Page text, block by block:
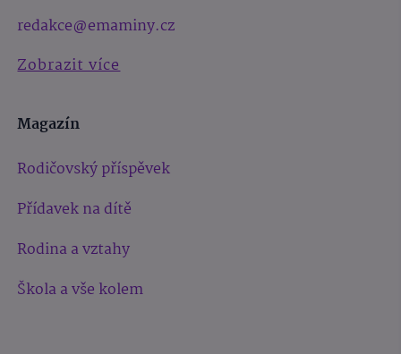
redakce@emaminy.cz
Zobrazit více
Magazín
Rodičovský příspěvek
Přídavek na dítě
Rodina a vztahy
Škola a vše kolem